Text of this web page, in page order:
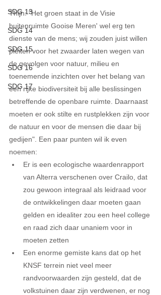
SDG 13
SDG 14
SDG 15
SDG 16
SDG 17
Thijn: "Het groen staat in de Visie
buitenruimte Gooise Meren' wel erg ten
dienste van de mens; wij zouden juist willen
pleiten voor het zwaarder laten wegen van
de gevolgen voor natuur, milieu en
toenemende inzichten over het belang van
een rijke biodiversiteit bij alle beslissingen
betreffende de openbare ruimte. Daarnaast
moeten er ook stilte en rustplekken zijn voor
de natuur en voor de mensen die daar bij
gedijen". Een paar punten wil ik even
noemen:
Er is een ecologische waardenrapport
van Alterra verschenen over Crailo, dat
zou gewoon integraal als leidraad voor
de ontwikkelingen daar moeten gaan
gelden en idealiter zou een heel college
en raad zich daar unaniem voor in
moeten zetten
Een enorme gemiste kans dat op het
KNSF terrein niet veel meer
randvoorwaarden zijn gesteld, dat de
volkstuinen daar zijn verdwenen, er nog